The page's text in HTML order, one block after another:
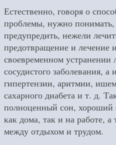
Естественно, говоря о
проблемы, нужно понимать,
предупредить, нежели
предотвращение и лечение
своевременном устранении
сосудистого заболевания,
гипертензии, аритмии,
сахарного диабета и т. д.
полноценный сон, хороший
как дома, так и на работе,
между отдыхом и трудом.